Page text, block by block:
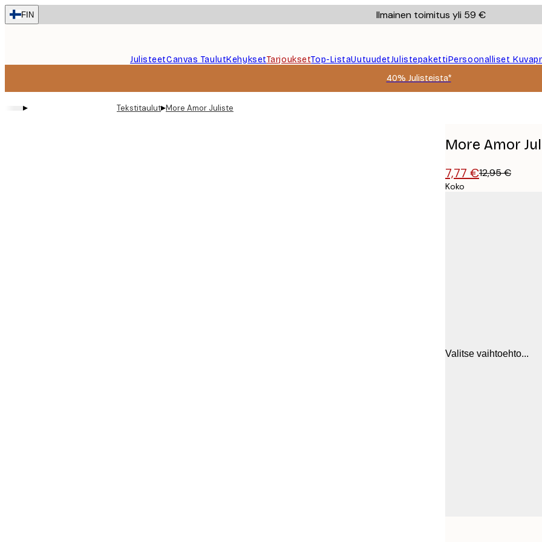
Skip
to
FIN Ilmainen toimitus yli 59 €
JulisteetCanvas TaulutKehyksetTarjouksetTop-ListaUutuudetJulistepakettiPersoonalliset
40% Julisteista*
▸ Tekstitaulut▸More Amor Juliste
More Amor
7,77 €12,95 €
Koko
Valitse vaihtoehto...